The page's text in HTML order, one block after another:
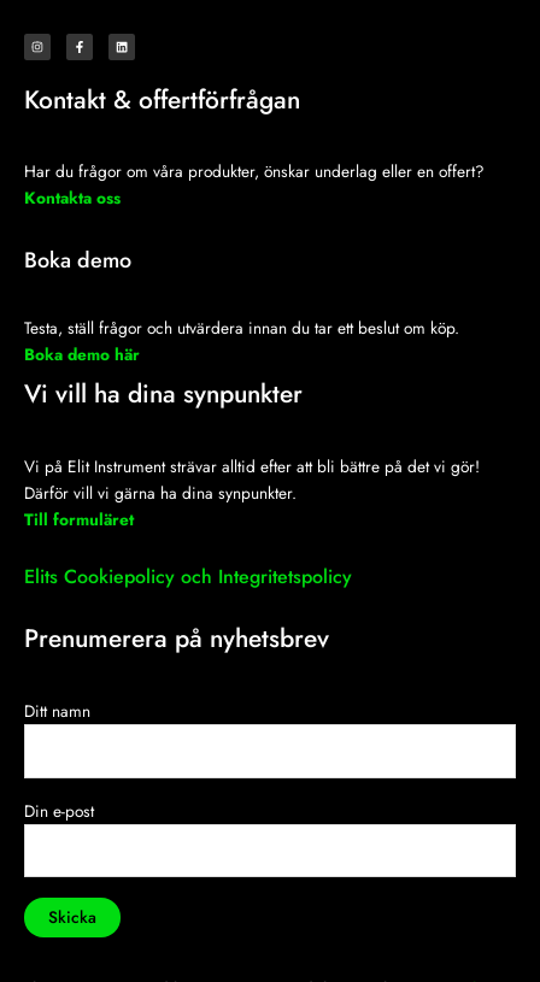
I
n
s
g
r
F
a
c
o
o
L
i
n
d
i
Kontakt & offertförfrågan
Har du frågor om våra produkter, önskar underlag eller en offert?
Kontakta oss
Boka demo
Testa, ställ frågor och utvärdera innan du tar ett beslut om köp.
Boka demo här
Vi vill ha dina synpunkter
Vi på Elit Instrument strävar alltid efter att bli bättre på det vi gör!
Därför vill vi gärna ha dina synpunkter.
Till formuläret
Elits Cookiepolicy och Integritetspolicy
Prenumerera på nyhetsbrev
Ditt namn
Din e-post